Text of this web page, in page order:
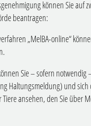
können Sie auf
beantragen:
„MelBA-online“
Sie – sofern notwendig
Haltungsmeldung) und
ansehen, den Sie über